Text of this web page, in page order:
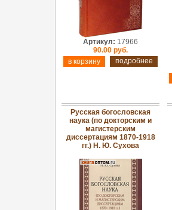
Артикул: 17966
90.00 руб.
подробнее
Русская богословская
наука (по докторским и
магистерским
диссертациям 1870-1918
гг.) Н. Ю. Сухова